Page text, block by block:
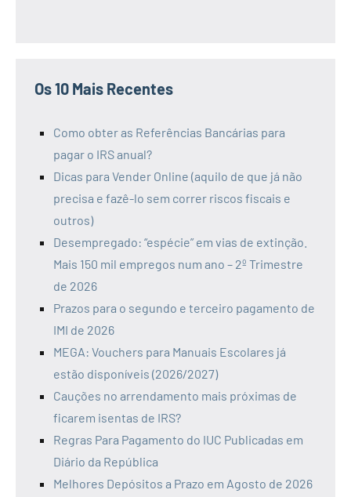
Os 10 Mais Recentes
Como obter as Referências Bancárias para
pagar o IRS anual?
Dicas para Vender Online (aquilo de que já não
precisa e fazê-lo sem correr riscos fiscais e
outros)
Desempregado: “espécie” em vias de extinção.
Mais 150 mil empregos num ano – 2º Trimestre
de 2026
Prazos para o segundo e terceiro pagamento de
IMI de 2026
MEGA: Vouchers para Manuais Escolares já
estão disponíveis (2026/2027)
Cauções no arrendamento mais próximas de
ficarem isentas de IRS?
Regras Para Pagamento do IUC Publicadas em
Diário da República
Melhores Depósitos a Prazo em Agosto de 2026